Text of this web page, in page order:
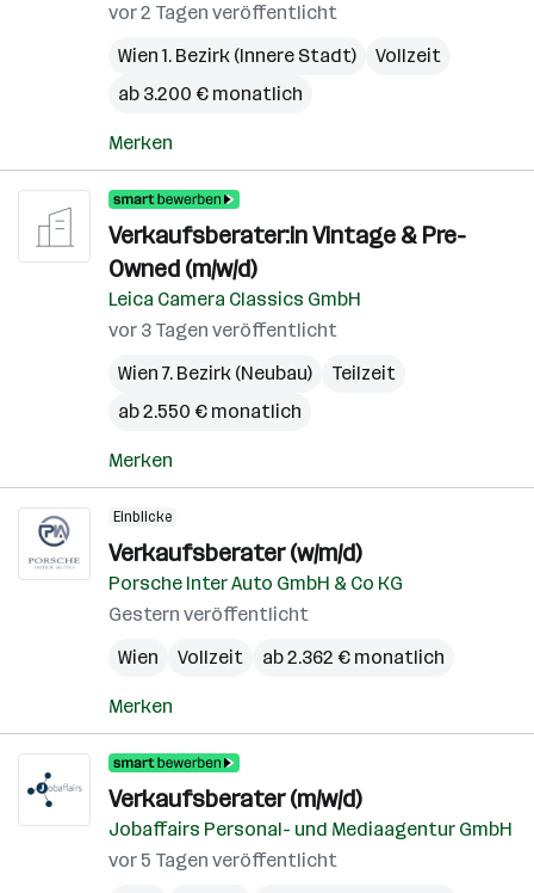
vor 2 Tagen veröffentlicht
Wien 1. Bezirk (Innere Stadt)
Vollzeit
ab 3.200 € monatlich
Merken
Verkaufsberater:in Vintage & Pre-
Owned (m/w/d)
Leica Camera Classics GmbH
vor 3 Tagen veröffentlicht
Wien 7. Bezirk (Neubau)
Teilzeit
ab 2.550 € monatlich
Merken
Einblicke
Verkaufsberater (w/m/d)
Porsche Inter Auto GmbH & Co KG
Gestern veröffentlicht
Wien
Vollzeit ab 2.362 € monatlich
Merken
Verkaufsberater (m/w/d)
Jobaffairs Personal- und Mediaagentur GmbH
vor 5 Tagen veröffentlicht